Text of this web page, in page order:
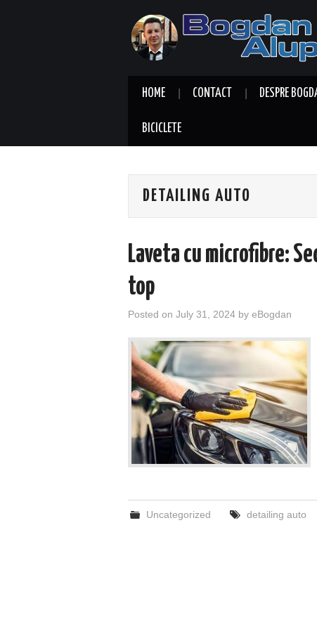
HOME CONTACT DESPRE
BICICLETE
DETAILING AUTO
Laveta cu microfibre:
top
Posted on July 31, 2024 by eBogdan
Uncategorized detailing auto